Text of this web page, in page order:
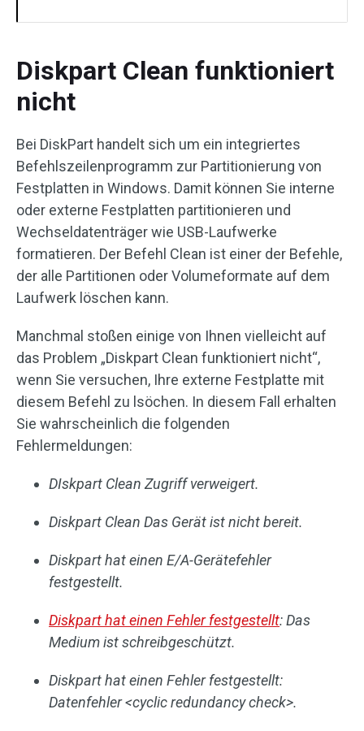
Diskpart Clean funktioniert
nicht
Bei DiskPart handelt sich um ein integriertes
Befehlszeilenprogramm zur Partitionierung von
Festplatten in Windows. Damit können Sie interne
oder externe Festplatten partitionieren und
Wechseldatenträger wie USB-Laufwerke
formatieren. Der Befehl Clean ist einer der Befehle,
der alle Partitionen oder Volumeformate auf dem
Laufwerk löschen kann.
Manchmal stoßen einige von Ihnen vielleicht auf
das Problem „Diskpart Clean funktioniert nicht“,
wenn Sie versuchen, Ihre externe Festplatte mit
diesem Befehl zu lsöchen. In diesem Fall erhalten
Sie wahrscheinlich die folgenden
Fehlermeldungen:
DIskpart Clean Zugriff verweigert.
Diskpart Clean Das Gerät ist nicht bereit.
Diskpart hat einen E/A-Gerätefehler
festgestellt.
Diskpart hat einen Fehler festgestellt: Das
Medium ist schreibgeschützt.
Diskpart hat einen Fehler festgestellt:
Datenfehler <cyclic redundancy check>.